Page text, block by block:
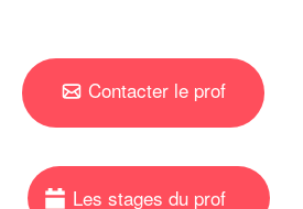
Contacter le prof